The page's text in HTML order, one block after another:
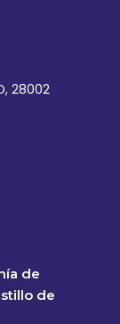
28002
de
de